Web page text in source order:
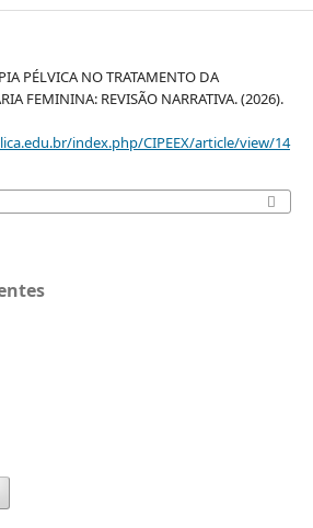
PÉLVICA NO TRATAMENTO DA
FEMININA: REVISÃO NARRATIVA. (2026).
index.php/CIPEEX/article/view/14